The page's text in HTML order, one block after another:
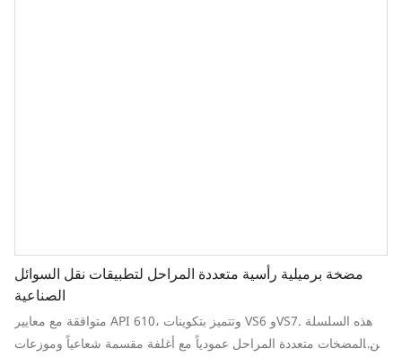
مضخة برميلية رأسية متعددة المراحل لتطبيقات نقل السوائل
الصناعية
متوافقة مع معايير API 610، وتتميز بتكوينات VS6 وVS7. هذه السلسلة
من المضخات متعددة المراحل عمودياً مع أغلفة مقسمة شعاعياً وموزعات